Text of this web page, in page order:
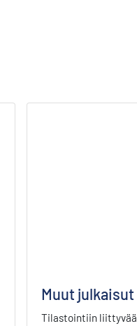
Muut julkaisut
Tilastointiin